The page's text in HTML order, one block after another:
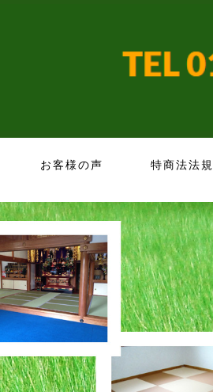
お客様の声 特商法法規